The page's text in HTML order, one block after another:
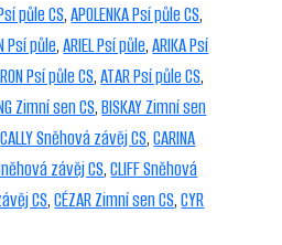
půle CS,APOLENKA Psí půle CS,
Psí půle,ARIEL Psí půle,ARIKA Psí
Psí půle CS,ATAR Psí půle CS,
Zimní sen CS,BISKAY Zimní sen
CALLY Sněhová závěj CS,CARINA
závěj CS,CLIFF Sněhová
CS,CÉZAR Zimní sen CS,CYR